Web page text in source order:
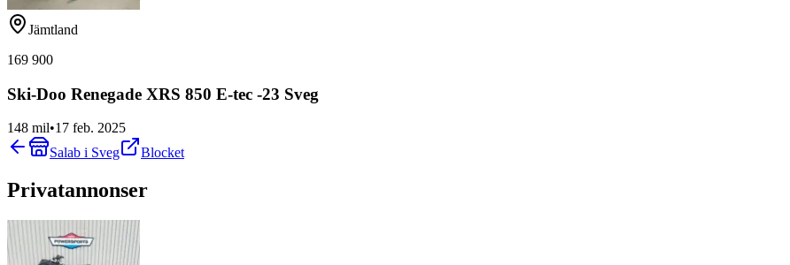
Jämtland
169 900
Ski-Doo Renegade XRS 850 E-tec -23 Sveg
148 mil•17 feb. 2025
Salab i Sveg
Blocket
Privatannonser